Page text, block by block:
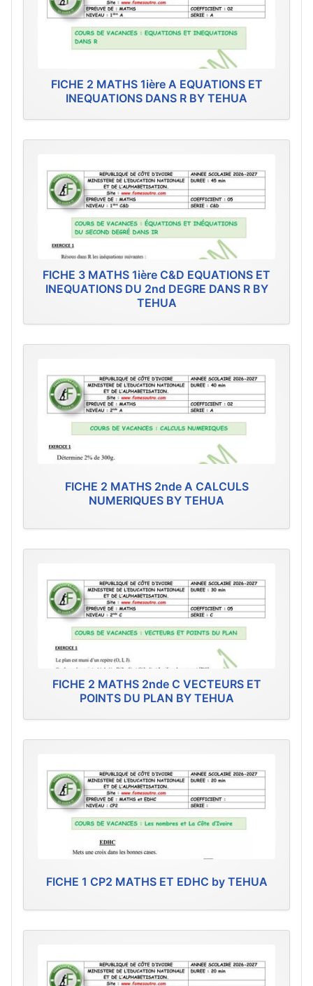
FICHE 2 MATHS 1ière A EQUATIONS ET
INEQUATIONS DANS R BY TEHUA
FICHE 3 MATHS 1ière C&D EQUATIONS ET
INEQUATIONS DU 2nd DEGRE DANS R BY
TEHUA
FICHE 2 MATHS 2nde A CALCULS
NUMERIQUES BY TEHUA
FICHE 2 MATHS 2nde C VECTEURS ET
POINTS DU PLAN BY TEHUA
FICHE 1 CP2 MATHS ET EDHC by TEHUA